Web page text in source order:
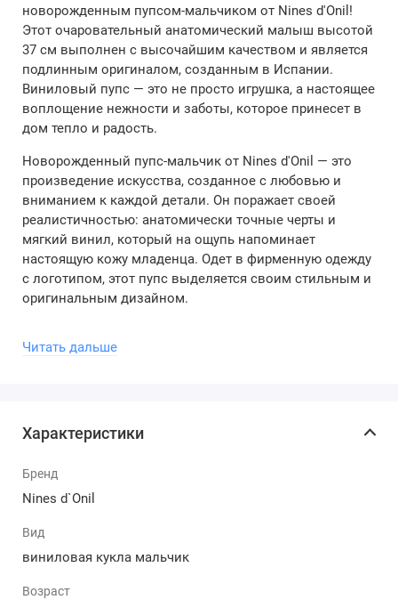
новорожденным пупсом-мальчиком от Nines d'Onil!
Этот очаровательный анатомический малыш высотой
37 см выполнен с высочайшим качеством и является
подлинным оригиналом, созданным в Испании.
Виниловый пупс — это не просто игрушка, а настоящее
воплощение нежности и заботы, которое принесет в
дом тепло и радость.
Новорожденный пупс-мальчик от Nines d'Onil — это
произведение искусства, созданное с любовью и
вниманием к каждой детали. Он поражает своей
реалистичностью: анатомически точные черты и
мягкий винил, который на ощупь напоминает
настоящую кожу младенца. Одет в фирменную одежду
с логотипом, этот пупс выделяется своим стильным и
оригинальным дизайном.
мальчик DOU DOU — лучший выбор для
высотой 37 см с тщательно проработанными
так близок к настоящему малышу, что игра с ним
Изготовлен из высококачественного винила,
износу, что гарантирует долгие и радостные часы
Читать дальше
Характеристики
Бренд
Nines d`Onil
Вид
виниловая кукла мальчик
Возраст